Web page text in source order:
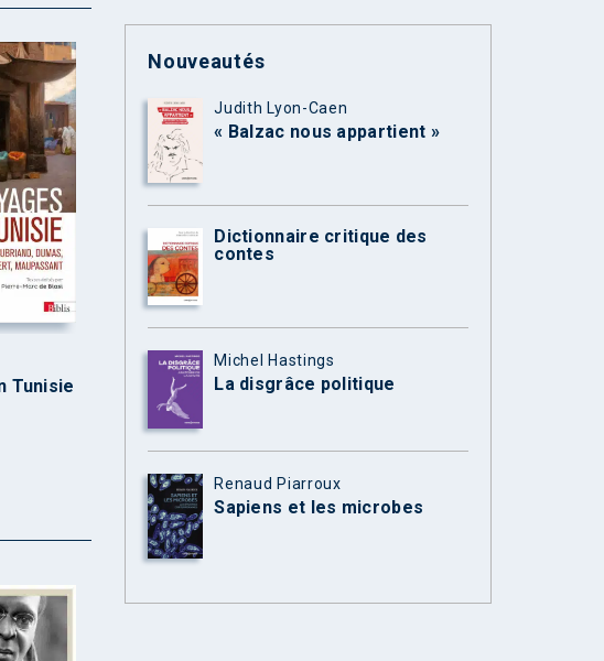
Tunisie
Nouveautés
Judith Lyon-Caen
« Balzac nous appartient »
Dictionnaire critique des
contes
Michel Hastings
La disgrâce politique
Renaud Piarroux
Sapiens et les microbes